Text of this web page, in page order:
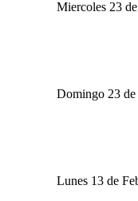
Miercoles 23
Domingo 23
Lunes 13 de